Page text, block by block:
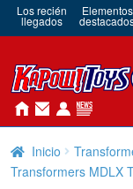
Los recién
llegados
Elementos
Inicio
Transformers MDLX